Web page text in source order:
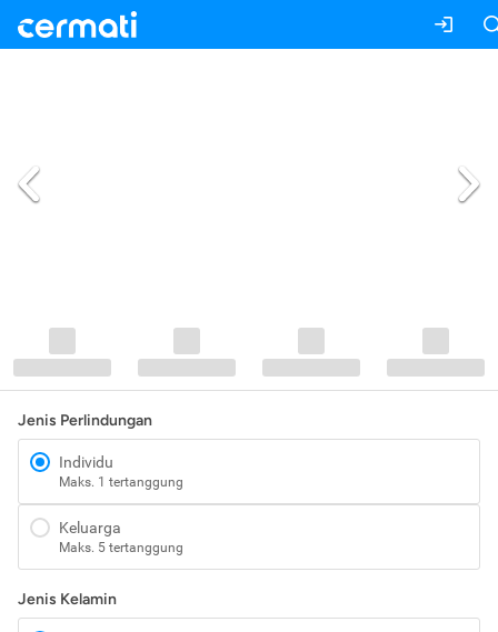
Jenis Perlindungan
Individu
Maks. 1 tertanggung
Keluarga
Maks. 5 tertanggung
Jenis Kelamin